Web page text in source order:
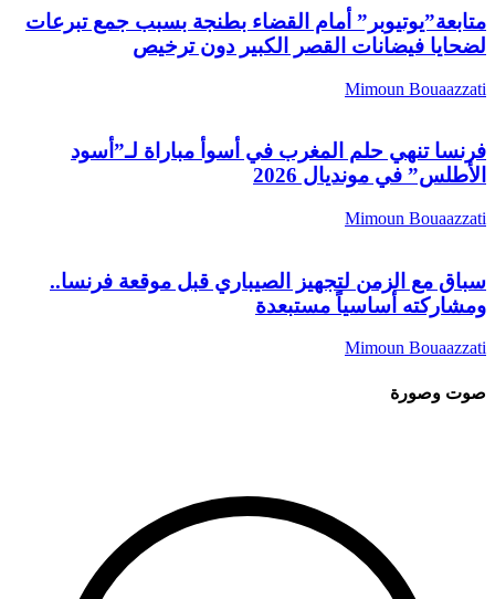
أمام القضاء بطنجة بسبب جمع تبرعات
فيضانات القصر الكبير دون ترخيص
Mimoun
تنهي حلم المغرب في أسوأ مباراة لـ”أسود
في مونديال 2026
Mimoun
مع الزمن لتجهيز الصيباري قبل موقعة فرنسا..
أساسياً مستبعدة
Mimoun
وصورة